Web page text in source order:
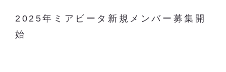
2025年ミアビータ新規メンバー募集開
始